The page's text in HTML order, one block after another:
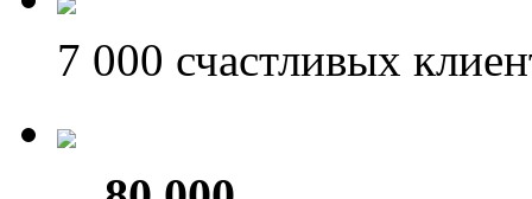
7 000 счастливых